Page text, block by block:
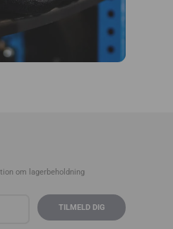
om lagerbeholdning